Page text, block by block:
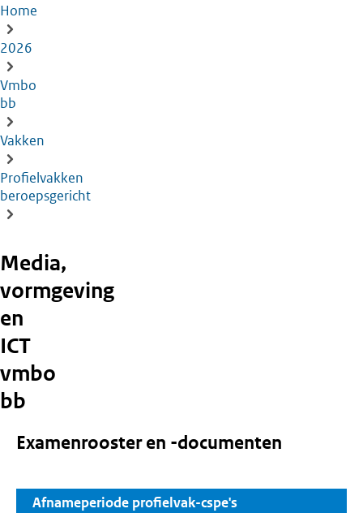
Kruimelpad
Home
2026
Vmbo
bb
Vakken
Profielvakken
beroepsgericht
Media,
vormgeving
en
ICT
vmbo
bb
Examenrooster en -documenten
Afnameperiode profielvak-cspe's